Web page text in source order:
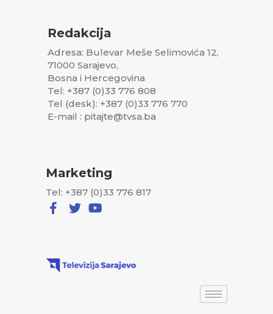
Redakcija
Adresa: Bulevar Meše Selimovića 12,
71000 Sarajevo,
Bosna i Hercegovina
Tel: +387 (0)33 776 808
Tel (desk): +387 (0)33 776 770
E-mail : pitajte@tvsa.ba
Marketing
Tel: +387 (0)33 776 817